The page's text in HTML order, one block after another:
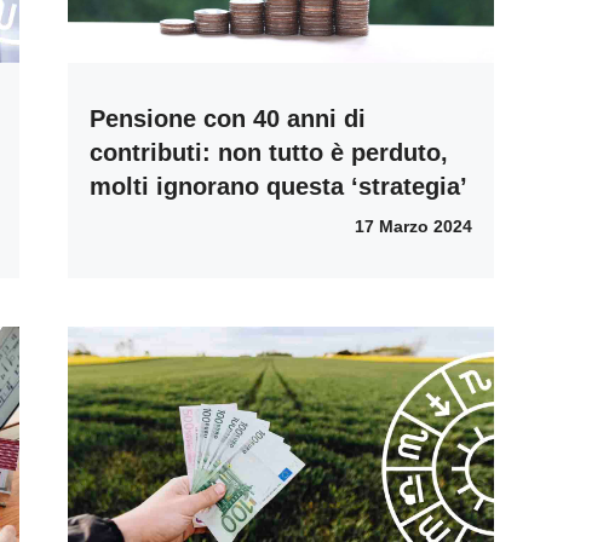
Pensione con 40 anni di
contributi: non tutto è perduto,
molti ignorano questa ‘strategia’
17 Marzo 2024